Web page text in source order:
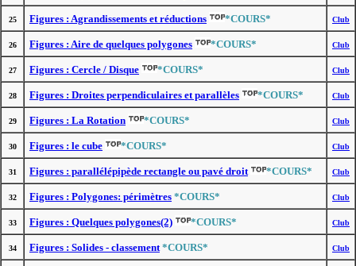
25 Figures : Agrandissements et réductions *COURS* Club
26 Figures : Aire de quelques polygones *COURS* Club
27 Figures : Cercle / Disque *COURS* Club
28 Figures : Droites perpendiculaires et parallèles *COURS* Club
29 Figures : La Rotation *COURS* Club
30 Figures : le cube *COURS* Club
31 Figures : parallélépipède rectangle ou pavé droit *COURS* Club
32 Figures : Polygones: périmètres *COURS* Club
33 Figures : Quelques polygones(2) *COURS* Club
34 Figures : Solides - classement *COURS* Club